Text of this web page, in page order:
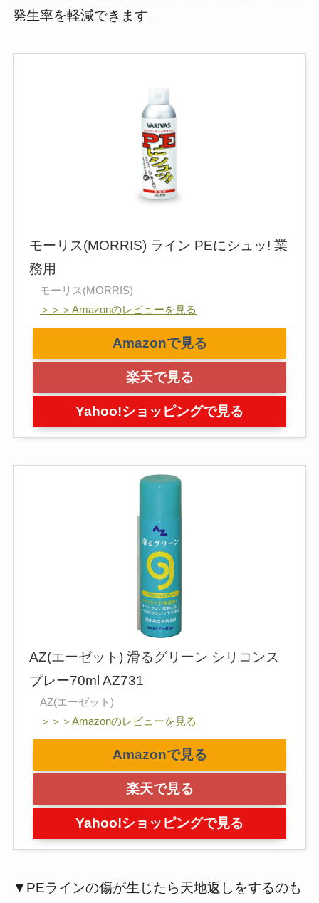
発生率を軽減できます。
モーリス(MORRIS) ライン PEにシュッ! 業
務用
モーリス(MORRIS)
＞＞＞Amazonのレビューを見る
Amazonで見る
楽天で見る
Yahoo!ショッピングで見る
AZ(エーゼット) 滑るグリーン シリコンス
プレー70ml AZ731
AZ(エーゼット)
＞＞＞Amazonのレビューを見る
Amazonで見る
楽天で見る
Yahoo!ショッピングで見る
▼PEラインの傷が生じたら天地返しをするのも